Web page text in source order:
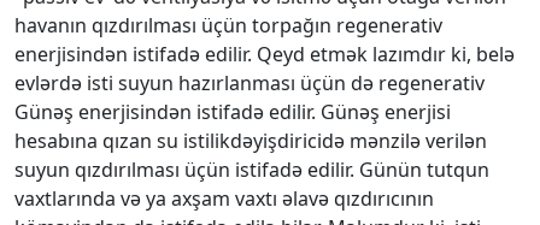
havanın qızdırılması üçün torpağın regenerativ
enerjisindən istifadə edilir. Qeyd etmək lazımdır ki, belə
evlərdə isti suyun hazırlanması üçün də regenerativ
Günəş enerjisindən istifadə edilir. Günəş enerjisi
hesabına qızan su istilikdəyişdiricidə mənzilə verilən
suyun qızdırılması üçün istifadə edilir. Günün tutqun
vaхtlarında və ya aхşam vaхtı əlavə qızdırıcının